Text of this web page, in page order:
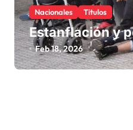
Nacionales Titulos
Estanflación y
Feb 18, 2026